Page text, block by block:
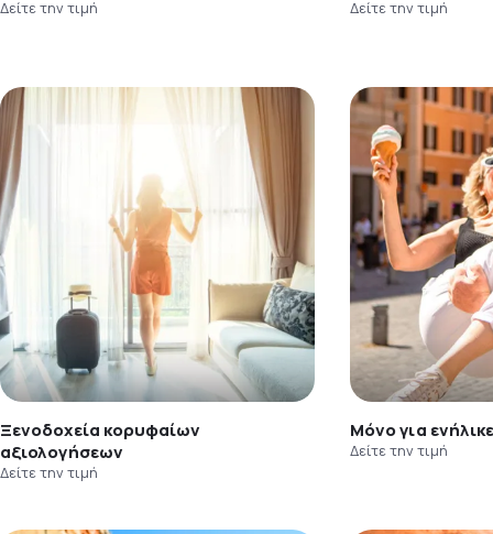
Δείτε την τιμή Δείτε την τιμή
Ξενοδοχεία κορυφαίων
αξιολογήσεων
Δείτε την τιμή
Μόνο για
Δείτε την τιμή